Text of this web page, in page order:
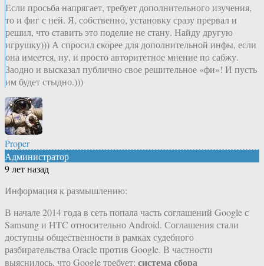
Если просьба напрягает, требует дополнительного изучения,
то и фиг с ней. Я, собственно, установку сразу прервал и
решил, что ставить это поделие не стану. Найду другую
игрушку))) А спросил скорее для дополнительной инфы, если
она имеется, ну, и просто авторитетное мнение по сабжу.
Заодно и высказал публично свое решительное «фи»! И пусть
им будет стыдно.)))
Proper
Администратор
9 лет назад
Информация к размышлению:
В начале 2014 года в сеть попала часть соглашений Google с
Samsung и HTC относительно Android. Соглашения стали
доступны общественности в рамках судебного
разбирательства Oracle против Google. В частности
выяснилось, что Google требует: система сбора